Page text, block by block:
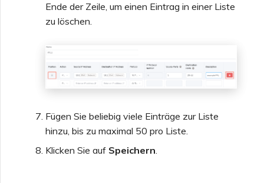
Ende der Zeile, um einen Eintrag in einer Liste
zu löschen.
Fügen Sie beliebig viele Einträge zur Liste
hinzu, bis zu maximal 50 pro Liste.
Klicken Sie auf Speichern